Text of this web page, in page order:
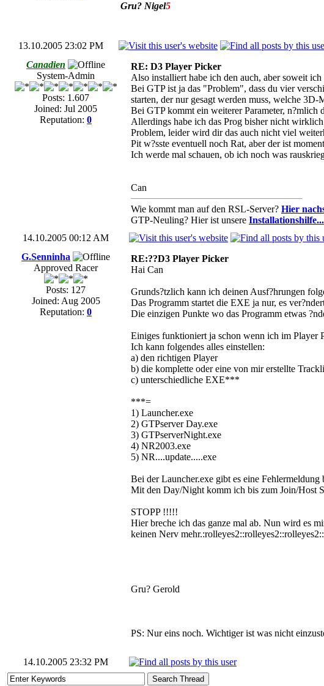
Gru? Nigel5
13.10.2005 23:02 PM
Canadien
System-Admin
Posts: 1.607
Joined: Jul 2005
Reputation: 0
RE: D3 Player Picker
Also installiert habe ich den auch, aber soweit
Bei GTP ist ja das "Problem", dass du vier
starten, der nur gesagt werden muss, welche
Bei GTP kommt ein weiterer Parameter, n?mlich
Allerdings habe ich das Prog bisher nicht
Problem, leider wird dir das auch nicht viel
Pit w?sste eventuell noch Rat, aber der ist
Ich werde mal schauen, ob ich noch was
Can
Wie kommt man auf den RSL-Server? Hier
GTP-Neuling? Hier ist unsere Installationshilfe...
14.10.2005 00:12 AM
G.Senninha
Approved Racer
Posts: 127
Joined: Aug 2005
Reputation: 0
RE:??D3 Player Picker
Hai Can
Grunds?tzlich kann ich deinen Ausf?hrungen
Das Programm startet die EXE ja nur, es
Die einzigen Punkte wo das Programm etwas
Einiges funktioniert ja schon wenn ich im Player
Ich kann folgendes alles einstellen:
a) den richtigen Player
b) die komplette oder eine von mir erstellte
c) unterschiedliche EXE***
***=
1) Launcher.exe
2) GTPserver Day.exe
3) GTPserverNight.exe
4) NR2003.exe
5) NR....update.....exe
Bei der Launcher.exe gibt es eine Fehlermeldung
Mit den Day/Night komm ich bis zum Join/Host
STOPP !!!!!
Hier breche ich das ganze mal ab. Nun wird es
keinen Nerv
Gru? Gerold
PS: Nur eins noch. Wichtiger ist was nicht
14.10.2005 23:32 PM